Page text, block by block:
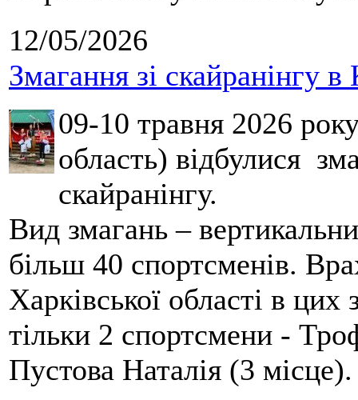
12/05/2026
Змагання зі скайранінгу в
09-10 травня 2026
область) відбулися
скайранінгу.
Вид змагань –
більш 40 спортсменів.
Харківської області в
тільки 2 спортсмени -
Пустова Наталія (3 місце).